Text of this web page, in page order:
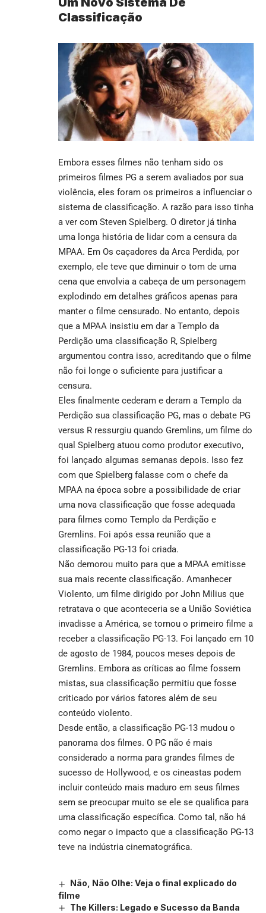
Classificação
Embora esses filmes não tenham sido os
primeiros filmes PG a serem avaliados por sua
violência, eles foram os primeiros a influenciar o
sistema de classificação. A razão para isso tinha
a ver com Steven Spielberg. O diretor já tinha
uma longa história de lidar com a censura da
MPAA. Em Os caçadores da Arca Perdida, por
exemplo, ele teve que diminuir o tom de uma
cena que envolvia a cabeça de um personagem
explodindo em detalhes gráficos apenas para
manter o filme censurado. No entanto, depois
que a MPAA insistiu em dar a Templo da
Perdição uma classificação R, Spielberg
argumentou contra isso, acreditando que o filme
não foi longe o suficiente para justificar a
censura.
Eles finalmente cederam e deram a Templo da
Perdição sua classificação PG, mas o debate PG
versus R ressurgiu quando Gremlins, um filme do
qual Spielberg atuou como produtor executivo,
foi lançado algumas semanas depois. Isso fez
com que Spielberg falasse com o chefe da
MPAA na época sobre a possibilidade de criar
uma nova classificação que fosse adequada
para filmes como Templo da Perdição e
Gremlins. Foi após essa reunião que a
classificação PG-13 foi criada.
Não demorou muito para que a MPAA emitisse
sua mais recente classificação. Amanhecer
Violento, um filme dirigido por John Milius que
retratava o que aconteceria se a União Soviética
invadisse a América, se tornou o primeiro filme a
receber a classificação PG-13. Foi lançado em 10
de agosto de 1984, poucos meses depois de
Gremlins. Embora as críticas ao filme fossem
mistas, sua classificação permitiu que fosse
criticado por vários fatores além de seu
conteúdo violento.
Desde então, a classificação PG-13 mudou o
panorama dos filmes. O PG não é mais
considerado a norma para grandes filmes de
sucesso de Hollywood, e os cineastas podem
incluir conteúdo mais maduro em seus filmes
sem se preocupar muito se ele se qualifica para
uma classificação específica. Como tal, não há
como negar o impacto que a classificação PG-13
teve na indústria cinematográfica.
Não, Não Olhe: Veja o final explicado do
filme
The Killers: Legado e Sucesso da Banda